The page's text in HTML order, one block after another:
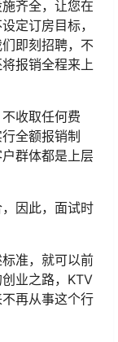
齐全，让您在
定订房目标，
即刻招聘，不
报销全程来上
收取任何费
全额报销制
群体都是上层
因此，面试时
准，就可以前
业之路，KTV
再从事这个行